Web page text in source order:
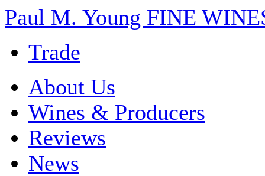
Paul M. Young FINE
Trade
About Us
Wines & Producers
Reviews
News